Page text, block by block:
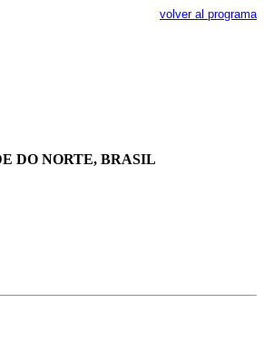
volver al programa
DO NORTE, BRASIL